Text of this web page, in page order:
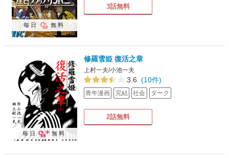
3話無料
毎日 無料
修羅雪姫 復活之章
上村一夫/小池一夫
3.6 (10件)
青年漫画 完結 社会 ダーク
2話無料
毎日 無料